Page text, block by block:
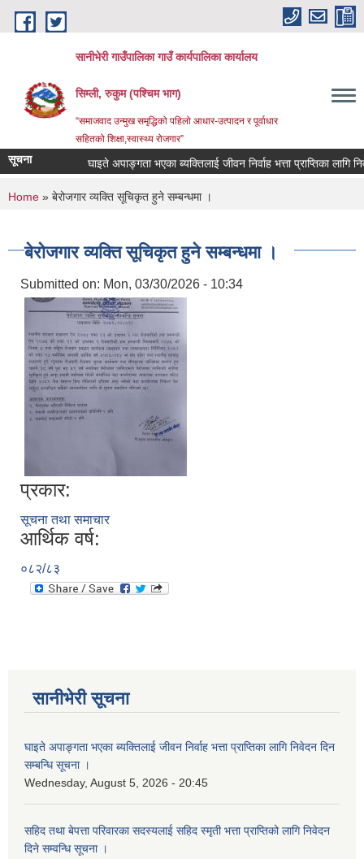
Skip to main content
सानीभेरी गाउँपालिका गाउँ कार्यपालिका कार्यालय
सिम्ली, रुकुम (पश्चिम भाग)
“समाजवाद उन्मुख समृद्धिको पहिलो आधार-उत्पादन र पूर्वाधार
सहितको शिक्षा,स्वास्थ्य रोजगार”
सूचना घाइते अपाङ्गता भएका ब्यक्तिलाई जीवन निर्वाह भत्ता प्राप्तिका लागि
You are here
Home » बेरोजगार व्यक्ति सूचिकृत हुने सम्बन्धमा ।
बेरोजगार व्यक्ति सूचिकृत हुने सम्बन्धमा ।
Submitted on: Mon, 03/30/2026 - 10:34
प्रकार:
सूचना तथा समाचार
आर्थिक वर्ष:
०८२/८३
सानीभेरी सूचना
घाइते अपाङ्गता भएका ब्यक्तिलाई जीवन निर्वाह भत्ता प्राप्तिका लागि निवेदन दिन
सम्बन्धि सूचना ।
Wednesday, August 5, 2026 - 20:45
सहिद तथा बेपत्ता परिवारका सदस्यलाई सहिद स्मृती भत्ता प्राप्तिको लागि निवेदन
दिने सम्वन्धि सूचना ।